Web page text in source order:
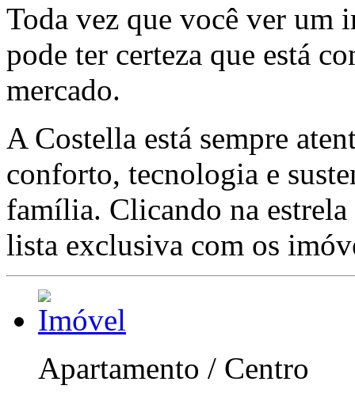
Toda vez que você ver um
pode ter certeza que está
mercado.
A Costella está sempre
conforto, tecnologia e
família. Clicando na
lista exclusiva com os
Apartamento / Centro